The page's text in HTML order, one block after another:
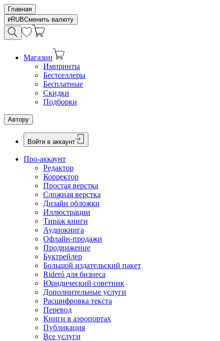
Главная
RUBСменить валюту
Магазин
Импринты
Бестселлеры
Бесплатные
Скидки
Подборки
Автору
Войти в аккаунт
Про-аккаунт
Редактор
Корректор
Простая верстка
Сложная верстка
Дизайн обложки
Иллюстрации
Тираж книги
Аудиокнига
Офлайн-продажи
Продвижение
Буктрейлер
Большой издательский пакет
Rideró для бизнеса
Юридический советник
Дополнительные услуги
Расшифровка текста
Перевод
Книги в аэропортах
Публикация
Все услуги